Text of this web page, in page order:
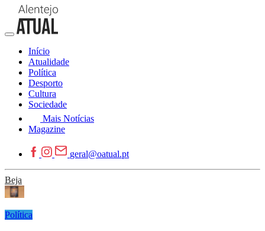
Início
Atualidade
Política
Desporto
Cultura
Sociedade
Mais Notícias
Magazine
geral@oatual.pt
Beja
Política